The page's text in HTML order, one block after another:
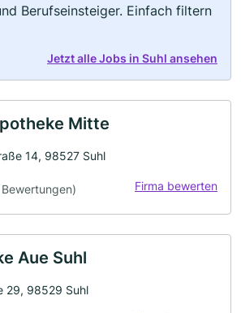
Berufseinsteiger. Einfach filtern
Jetzt alle Jobs in Suhl ansehen
Mitte
14, 98527 Suhl
Firma bewerten
Aue Suhl
29, 98529 Suhl